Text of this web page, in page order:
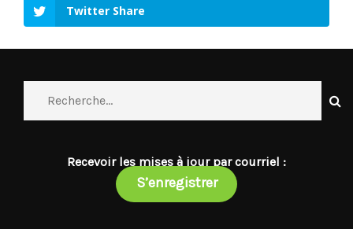
Twitter Share
Recevoir les mises à jour par courriel :
S’enregistrer